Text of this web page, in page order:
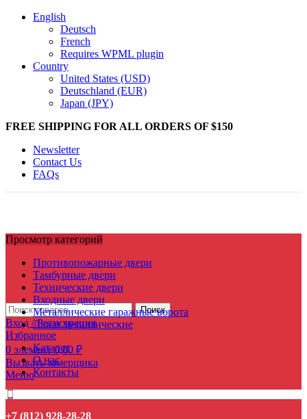
English
Deutsch
French
Requires WPML plugin
Country
United States (USD)
Deutschland (EUR)
Japan (JPY)
FREE SHIPPING FOR ALL ORDERS OF $150
Newsletter
Contact Us
FAQs
Поиск
Вход / Регистрация
Избранное
0 элемент 0,00 ₽
Вызвать замерщика
Меню
Просмотр категорий
Противопожарные двери
Тамбурные двери
Технические двери
Входные двери
Металлические гаражные ворота
Люки металлические
Каталог
О нас
Контакты
+7 (812) 928-28-28